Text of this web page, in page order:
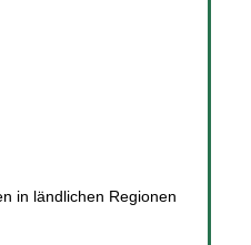
in ländlichen Regionen